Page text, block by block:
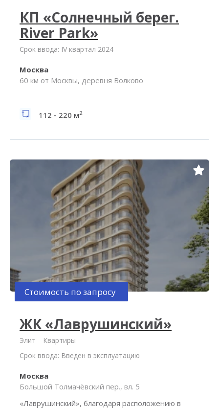
КП «Солнечный берег.
River Park»
Срок ввода: IV квартал 2024
Москва
60 км от Москвы, деревня Волково
112 - 220 м2
Стоимость по запросу
ЖК «Лаврушинский»
Элит
Квартиры
Срок ввода: Введен в эксплуатацию
Москва
Большой Толмачёвский пер., вл. 5
«Лаврушинский», благодаря расположению в